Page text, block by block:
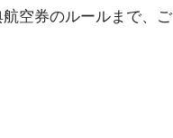
空券のルールまで、ご